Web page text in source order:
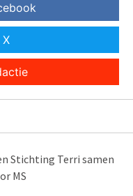
Stichting Terri samen
MS